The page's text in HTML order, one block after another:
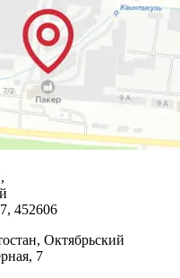
, 452606
Октябрьский
7